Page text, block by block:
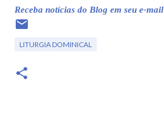
Receba notícias do Blog em seu e-mail
LITURGIA DOMINICAL